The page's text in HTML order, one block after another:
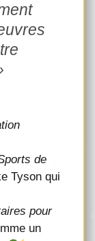
de
Tyson qui
pour
un